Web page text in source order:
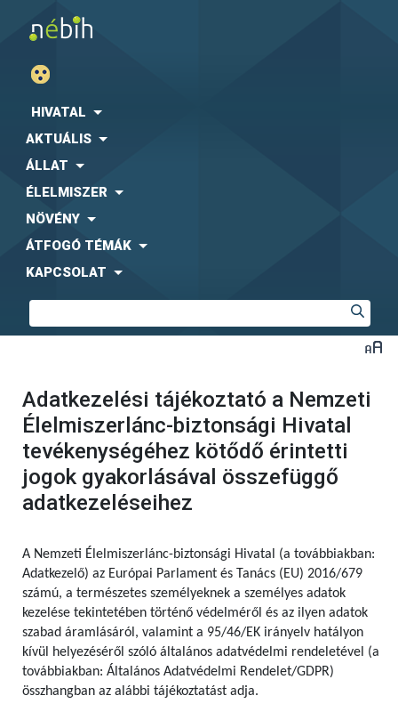
HIVATAL
AKTUÁLIS
ÁLLAT
ÉLELMISZER
NÖVÉNY
ÁTFOGÓ TÉMÁK
KAPCSOLAT
Adatkezelési tájékoztató a Nemzeti
Élelmiszerlánc-biztonsági Hivatal
tevékenységéhez kötődő érintetti
jogok gyakorlásával összefüggő
adatkezeléseihez
A Nemzeti Élelmiszerlánc-biztonsági Hivatal (a továbbiakban:
Adatkezelő) az Európai Parlament és Tanács (EU) 2016/679
számú, a természetes személyeknek a személyes adatok
kezelése tekintetében történő védelméről és az ilyen adatok
szabad áramlásáról, valamint a 95/46/EK irányelv hatályon
kívül helyezéséről szóló általános adatvédelmi rendeletével (a
továbbiakban: Általános Adatvédelmi Rendelet/GDPR)
összhangban az alábbi tájékoztatást adja.